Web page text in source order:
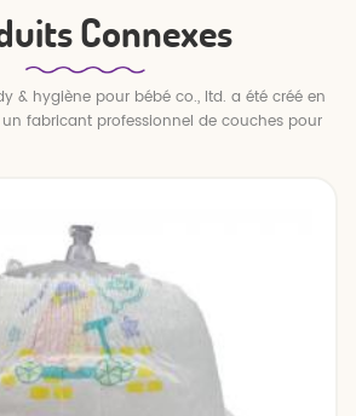
Connexes
& hygiène pour bébé co., ltd. a été créé en
fabricant professionnel de couches pour